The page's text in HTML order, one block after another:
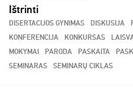
Ištrinti
DISERTACIJOS GYNIMAS DISKUSIJA
KONFERENCIJA
KONKURSAS
MOKYMAI
PARODA PASKAITA
SEMINARAS
SEMINARŲ CIKLAS